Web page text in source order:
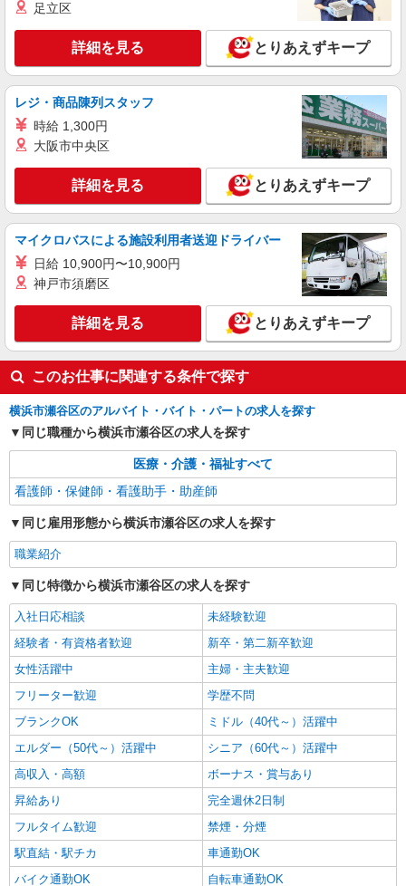
＜高時給＞三ツ境駅近くの病院で安定した働き
方を★看護助手♪
時給1600円〜2250円 ＜日払い有/週払い有/交
通費全支給(ガソリン代含む)＞
横浜市瀬谷区｜三ツ境駅（バス10分）
キープ 詳細を見る
株式会社トラストグロース 新宿本社 第2営業部
病院での看護助手
時給：1400円〜 ※資格や経験などによる
神奈川県横浜市瀬谷区
詳細を見る
職業紹介
株式会社kotrio /●YK-S-2097483
≪正社員≫三ツ境駅＊看護助手としてキャリア
を築くチャンス！
【正社員】月給240,000〜400,000円 ・基本
給：200,000円〜220,000円 ・資格手当：10,000〜
30,000円 ・役職手当：10,000〜70,000円 ・処遇改
善手当：20,000〜60,000円（勤続年数、保有資格
により変動） ・固定残業手当：20,000円（10時
間） ※固定残業時間を超過する場合には超過勤務
手当として別途支給 ・夜勤手当：10,000円/1回
（上記給与とは別に支給） 下記資格をお持ちの方
者研修 ・介護福祉士 など
神奈川県横浜市瀬谷区
キープ
足立区
詳細を見る とりあえずキープ
レジ・商品陳列スタッフ
時給 1,300円
大阪市中央区
詳細を見る とりあえずキープ
マイクロバスによる施設利用者送迎ドライバー
日給 10,900円〜10,900円
神戸市須磨区
詳細を見る とりあえずキープ
このお仕事に関連する条件で探す
横浜市瀬谷区のアルバイト・バイト・パートの求人を探す
同じ職種から横浜市瀬谷区の求人を探す
医療・介護・福祉すべて
看護師・保健師・看護助手・助産師
同じ雇用形態から横浜市瀬谷区の求人を探す
職業紹介
同じ特徴から横浜市瀬谷区の求人を探す
入社日応相談
未経験歓迎
経験者・有資格者歓迎
新卒・第二新卒歓迎
女性活躍中
主婦・主夫歓迎
フリーター歓迎
学歴不問
ブランクOK
ミドル（40代～）活躍中
エルダー（50代～）活躍中
シニア（60代～）活躍中
高収入・高額
ボーナス・賞与あり
昇給あり
完全週休2日制
フルタイム歓迎
禁煙・分煙
駅直結・駅チカ
車通勤OK
バイク通勤OK
自転車通勤OK